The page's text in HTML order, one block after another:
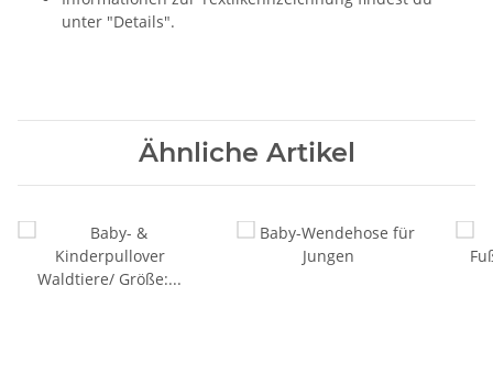
unter "Details".
Ähnliche Artikel